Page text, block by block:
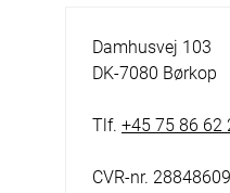
Damhusvej 103
DK-7080 Børkop
Tlf. +45 75 86 62
CVR-nr. 28848609